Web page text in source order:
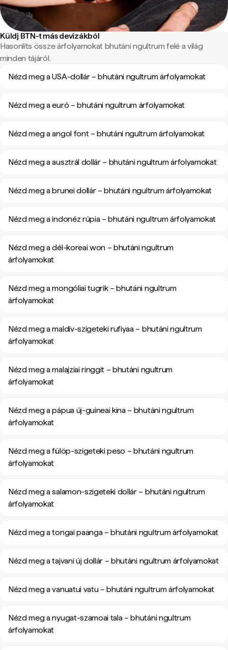
Küldj BTN-t más devizákból
Hasonlíts össze árfolyamokat bhutáni ngultrum felé a világ
minden tájáról.
Nézd meg a USA-dollár – bhutáni ngultrum árfolyamokat
Nézd meg a euró – bhutáni ngultrum árfolyamokat
Nézd meg a angol font – bhutáni ngultrum árfolyamokat
Nézd meg a ausztrál dollár – bhutáni ngultrum árfolyamokat
Nézd meg a brunei dollár – bhutáni ngultrum árfolyamokat
Nézd meg a indonéz rúpia – bhutáni ngultrum árfolyamokat
Nézd meg a dél-koreai won – bhutáni ngultrum
árfolyamokat
Nézd meg a mongóliai tugrik – bhutáni ngultrum
árfolyamokat
Nézd meg a maldív-szigeteki rufiyaa – bhutáni ngultrum
árfolyamokat
Nézd meg a malajziai ringgit – bhutáni ngultrum
árfolyamokat
Nézd meg a pápua új-guineai kina – bhutáni ngultrum
árfolyamokat
Nézd meg a fülöp-szigeteki peso – bhutáni ngultrum
árfolyamokat
Nézd meg a salamon-szigeteki dollár – bhutáni ngultrum
árfolyamokat
Nézd meg a tongai paanga – bhutáni ngultrum árfolyamokat
Nézd meg a tajvani új dollár – bhutáni ngultrum árfolyamokat
Nézd meg a vanuatui vatu – bhutáni ngultrum árfolyamokat
Nézd meg a nyugat-szamoai tala – bhutáni ngultrum
árfolyamokat